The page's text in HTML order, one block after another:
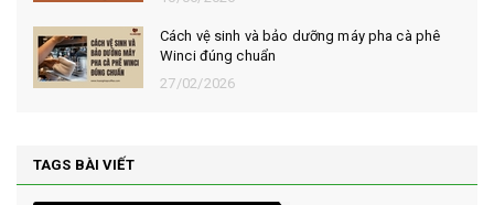
Cách vệ sinh và bảo dưỡng máy pha cà phê
Winci đúng chuẩn
27/02/2026
TAGS BÀI VIẾT